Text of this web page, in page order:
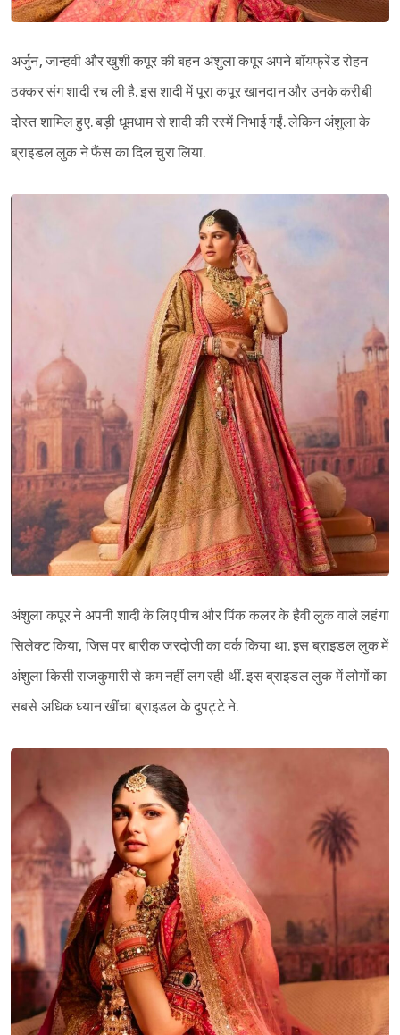
अर्जुन, जान्हवी और खुशी कपूर की बहन अंशुला कपूर अपने बॉयफ्रेंड रोहन
ठक्कर संग शादी रच ली है. इस शादी में पूरा कपूर खानदान और उनके करीबी
दोस्त शामिल हुए. बड़ी धूमधाम से शादी की रस्में निभाई गईं. लेकिन अंशुला के
ब्राइडल लुक ने फैंस का दिल चुरा लिया.
अंशुला कपूर ने अपनी शादी के लिए पीच और पिंक कलर के हैवी लुक वाले लहंगा
सिलेक्ट किया, जिस पर बारीक जरदोजी का वर्क किया था. इस ब्राइडल लुक में
अंशुला किसी राजकुमारी से कम नहीं लग रही थीं. इस ब्राइडल लुक में लोगों का
सबसे अधिक ध्यान खींचा ब्राइडल के दुपट्टे ने.